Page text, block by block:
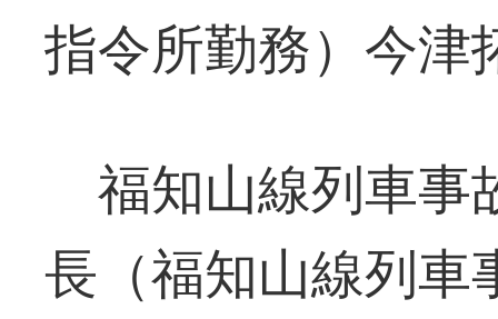
指令所勤務）今津
福知山線列車事
長（福知山線列車